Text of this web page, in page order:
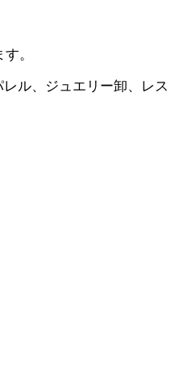
。
ル、ジュエリー卸、レ